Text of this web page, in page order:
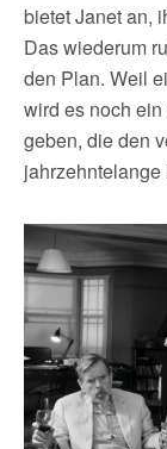
bietet Janet an,
Das wiederum
den Plan. Weil
wird es noch
geben, die den